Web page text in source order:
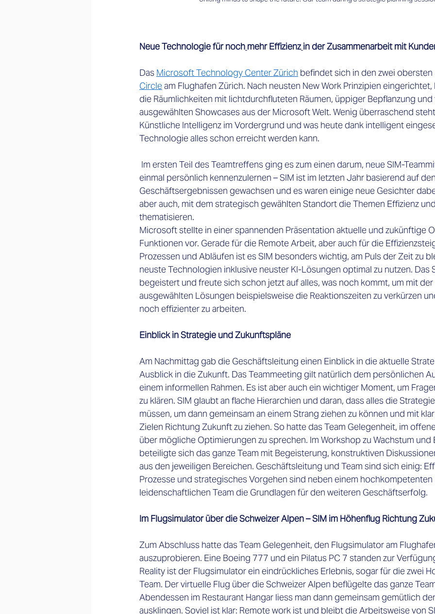
Neue Technologie für noch mehr Effizienz in der Zusammenarbeit mit
Das Microsoft Technology Center Zürich befindet sich in den zwei
Circle am Flughafen Zürich. Nach neusten New Work Prinzipien
die Räumlichkeiten mit lichtdurchfluteten Räumen, üppiger Bepflanzung
ausgewählten Showcases aus der Microsoft Welt. Wenig überraschend
Künstliche Intelligenz im Vordergrund und was heute dank intelligent
Technologie alles schon erreicht werden kann.
einmal persönlich kennenzulernen – SIM ist im letzten Jahr basierend auf
Geschäftsergebnissen gewachsen und es waren einige neue Gesichter
aber auch, mit dem strategisch gewählten Standort die Themen Effizienz
thematisieren.
Microsoft stellte in einer spannenden Präsentation aktuelle und zukünftige
Funktionen vor. Gerade für die Remote Arbeit, aber auch für die
Prozessen und Abläufen ist es SIM besonders wichtig, am Puls der Zeit zu
neuste Technologien inklusive neuster KI-Lösungen optimal zu nutzen. Das
begeistert und freute sich schon jetzt auf alles, was noch kommt, um mit
ausgewählten Lösungen beispielsweise die Reaktionszeiten zu verkürzen
noch effizienter zu arbeiten.
Einblick in Strategie und Zukunftspläne
Am Nachmittag gab die Geschäftsleitung einen Einblick in die aktuelle
Ausblick in die Zukunft. Das Teammeeting gilt natürlich dem persönlichen
einem informellen Rahmen. Es ist aber auch ein wichtiger Moment, um
zu klären. SIM glaubt an flache Hierarchien und daran, dass alles die
müssen, um dann gemeinsam an einem Strang ziehen zu können und mit
Zielen Richtung Zukunft zu ziehen. So hatte das Team Gelegenheit, im
über mögliche Optimierungen zu sprechen. Im Workshop zu Wachstum und
beteiligte sich das ganze Team mit Begeisterung, konstruktiven
aus den jeweiligen Bereichen. Geschäftsleitung und Team sind sich einig:
Prozesse und strategisches Vorgehen sind neben einem
leidenschaftlichen Team die Grundlagen für den weiteren Geschäftserfolg.
Im Flugsimulator über die Schweizer Alpen – SIM im Höhenflug Richtung
Zum Abschluss hatte das Team Gelegenheit, den Flugsimulator am
auszuprobieren. Eine Boeing 777 und ein Pilatus PC 7 standen zur
Reality ist der Flugsimulator ein eindrückliches Erlebnis, sogar für die zwei
Team. Der virtuelle Flug über die Schweizer Alpen beflügelte das ganze
Abendessen im Restaurant Hangar liess man dann gemeinsam gemütlich
ausklingen. Soviel ist klar: Remote work ist und bleibt die Arbeitsweise von